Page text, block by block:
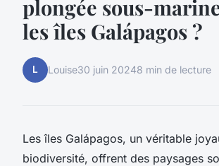
plongée sous-
les îles Galápagos ?
L Louise30 juin 20248 min de lecture
Les îles Galápagos, un véritable
biodiversité, offrent des paysages